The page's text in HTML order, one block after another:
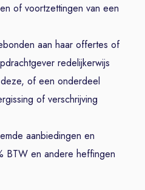
of voortzettingen van een
aan haar offertes of
redelijkerwijs
of een onderdeel
of verschrijving
aanbiedingen en
BTW en andere heffingen